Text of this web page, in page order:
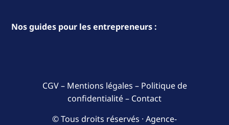
Nos guides pour les entrepreneurs :
CGV– Mentions légales – Politique de
confidentialité– Contact
© Tous droits réservés · Agence-